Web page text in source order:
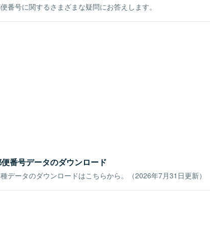
番号に関するさまざまな疑問にお答えします。
番号データのダウンロード
データのダウンロードはこちらから。（2026年7月31日更新）